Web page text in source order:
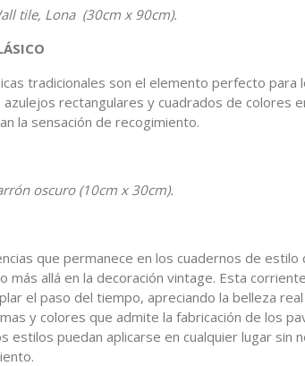
tile, Lona (30cm x 90cm).
tradicionales son el elemento perfecto para
rectangulares y cuadrados de colores
la sensación de recogimiento.
oscuro (10cm x 30cm).
que permanece en los cuadernos de
más allá en la decoración vintage. Esta
el paso del tiempo, apreciando la belleza
y colores que admite la fabricación de los
estilos puedan aplicarse en cualquier lugar sin